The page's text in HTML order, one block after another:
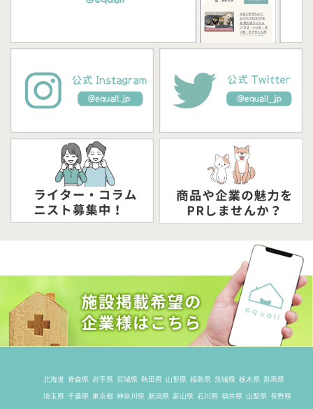
北海道 青森県 岩手県 宮城県 秋田県 山形県 福島県 茨城県 栃木県 群馬県
埼玉県 千葉県 東京都 神奈川県 新潟県 富山県 石川県 福井県 山梨県 長野県